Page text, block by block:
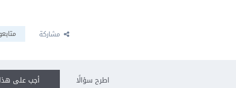
مشاركة
أجب على اطرح سؤالًا